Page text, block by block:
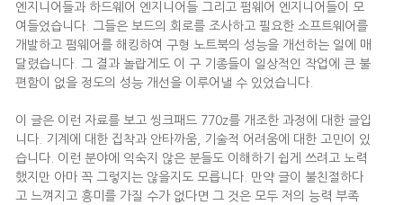
엔지니어들과 하드웨어 엔지니어들 그리고 펌웨어 엔지니어들이 모
여들었습니다. 그들은 보드의 회로를 조사하고 필요한 소프트웨어를
개발하고 펌웨어를 해킹하여 구형 노트북의 성능을 개선하는 일에 매
달렸습니다. 그 결과 놀랍게도 이 구 기종들이 일상적인 작업에 큰 불
편함이 없을 정도의 성능 개선을 이루어낼 수 있었습니다.
이 글은 이런 자료를 보고 씽크패드 770z를 개조한 과정에 대한 글입
니다. 기계에 대한 집착과 안타까움, 기술적 어려움에 대한 고민이 있
습니다. 이런 분야에 익숙지 않은 분들도 이해하기 쉽게 쓰려고 노력
했지만 아마 꼭 그렇지는 않을지도 모릅니다. 만약 글이 불친절하다
고 느껴지고 흥미를 가질 수가 없다면 그 것은 모두 저의 능력 부족